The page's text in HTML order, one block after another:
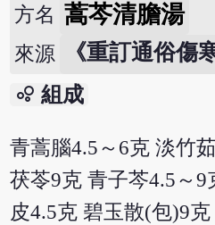
方名 蒿芩清膽湯
來源 《重訂通俗傷
bubble_chart 組成
青蒿腦4.5～6克 淡竹
茯苓9克 青子芩4.5～
皮4.5克 碧玉散(包)9克